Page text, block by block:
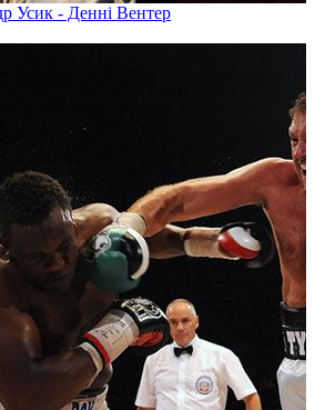
Усик - Денні Вентер